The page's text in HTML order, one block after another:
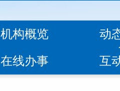
机构概览
动
在线办事
互